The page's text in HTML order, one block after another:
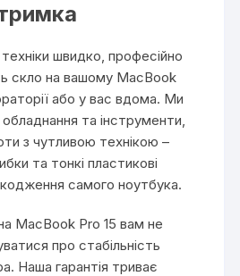
техніки швидко, професійно
скло на вашому MacBook
або у вас вдома. Ми
та інструменти,
з чутливою технікою –
та тонкі пластикові
самого ноутбука.
MacBook Pro 15 вам не
про стабільність
Наша гарантія триває